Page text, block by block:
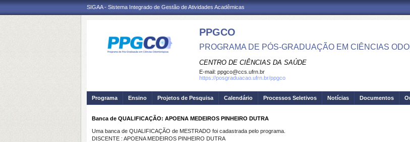
SIGAA - Sistema Integrado de Gestão de Atividades Acadêmicas
PPGCO
PROGRAMA DE PÓS-GRADUAÇÃO EM CIÊNCIAS
CENTRO DE CIÊNCIAS DA SAÚDE
E-mail: ppgco@ccs.ufrn.br
https://posgraduacao.ufrn.br/ppgco
Programa Ensino Projetos de Pesquisa Calendário Processos Seletivos Notícias Documentos
Banca de QUALIFICAÇÃO: APOENA MEDEIROS PINHEIRO DUTRA
Uma banca de QUALIFICAÇÃO de MESTRADO foi cadastrada pelo programa.
DISCENTE : APOENA MEDEIROS PINHEIRO DUTRA